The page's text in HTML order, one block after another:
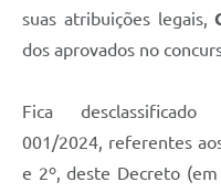
suas atribuições legais,
dos aprovados no
Fica
001/2024, referentes
e 2º, deste Decreto (em